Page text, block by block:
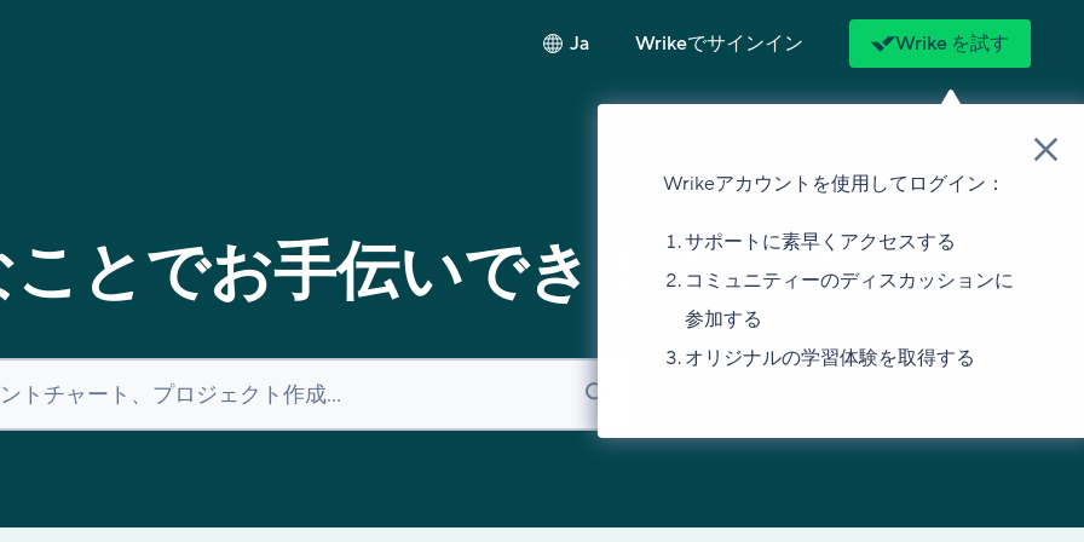
Ja Wrikeでサインイン Wrike を試す
Wrikeアカウントを使用してログイン：
サポートに素早くアクセスする
コミュニティーのディスカッションに
参加する
オリジナルの学習体験を取得する
とでお手伝いできますか？